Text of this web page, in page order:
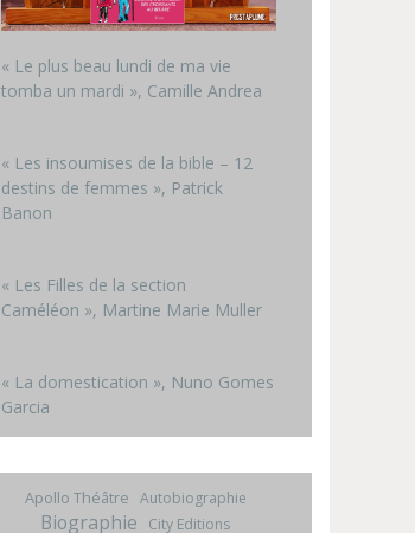
« Le plus beau lundi de ma vie
tomba un mardi », Camille Andrea
« Les insoumises de la bible – 12
destins de femmes », Patrick
Banon
« Les Filles de la section
Caméléon », Martine Marie Muller
« La domestication », Nuno Gomes
Garcia
Apollo Théâtre Autobiographie
Biographie City Editions